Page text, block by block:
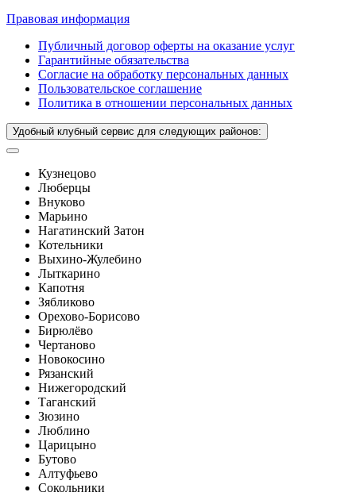
Правовая информация
Публичный договор оферты на оказание услуг
Гарантийные обязательства
Согласие на обработку персональных данных
Пользовательское соглашение
Политика в отношении персональных данных
Удобный клубный сервис для следующих районов:
Кузнецово
Люберцы
Внуково
Марьино
Нагатинский Затон
Котельники
Выхино-Жулебино
Лыткарино
Капотня
Зябликово
Орехово-Борисово
Бирюлёво
Чертаново
Новокосино
Рязанский
Нижегородский
Таганский
Зюзино
Люблино
Царицыно
Бутово
Алтуфьево
Сокольники